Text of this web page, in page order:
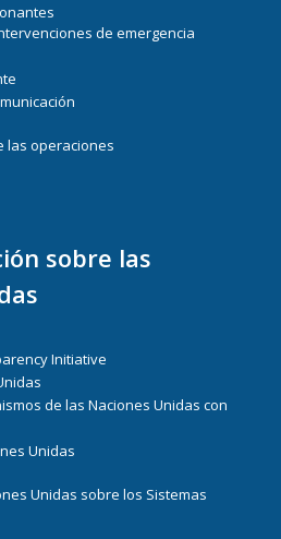
de emergencia
las operaciones
sobre las
Initiative
de las Naciones Unidas con
Unidas
Unidas sobre los Sistemas